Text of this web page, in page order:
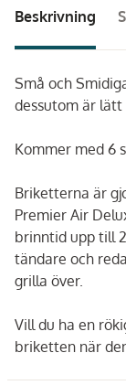
Beskrivning
Små och
dessutom är lätt
Kommer med 6
Briketterna är
Premier Air
brinntid upp till
tändare och
grilla över.
Vill du ha en
briketten när